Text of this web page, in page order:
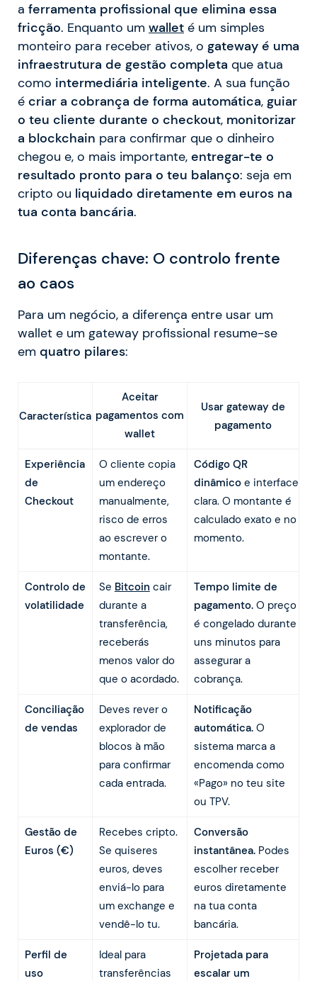
a ferramenta profissional que elimina essa
fricção. Enquanto um wallet é um simples
monteiro para receber ativos, o gateway é uma
infraestrutura de gestão completa que atua
como intermediária inteligente. A sua função
é criar a cobrança de forma automática, guiar
o teu cliente durante o checkout, monitorizar
a blockchain para confirmar que o dinheiro
chegou e, o mais importante, entregar-te o
resultado pronto para o teu balanço: seja em
cripto ou liquidado diretamente em euros na
tua conta bancária.
Diferenças chave: O controlo frente
ao caos
Para um negócio, a diferença entre usar um
wallet e um gateway profissional resume-se
em quatro pilares:
Característica
Aceitar
pagamentos com
wallet
Usar gateway de
pagamento
Experiência
de
Checkout
O cliente copia
um endereço
manualmente,
risco de erros
ao escrever o
montante.
Código QR
dinâmicoe interface
clara. O montante é
calculado exato e no
momento.
Controlo de
volatilidade
Se Bitcoin cair
durante a
transferência,
receberás
menos valor do
que o acordado.
Tempo limite de
pagamento.O preço
é congelado durante
uns minutos para
assegurar a
cobrança.
Conciliação
de vendas
Deves rever o
explorador de
blocos à mão
para confirmar
cada entrada.
Notificação
automática.O
sistema marca a
encomenda como
«Pago» no teu site
ou TPV.
Gestão de
Euros (€)
Recebes cripto.
Se quiseres
euros, deves
enviá-lo para
um exchange e
vendê-lo tu.
Conversão
instantânea.Podes
escolher receber
euros diretamente
na tua conta
bancária.
Perfil de
uso
Ideal para
transferências
Projetada para
escalar um